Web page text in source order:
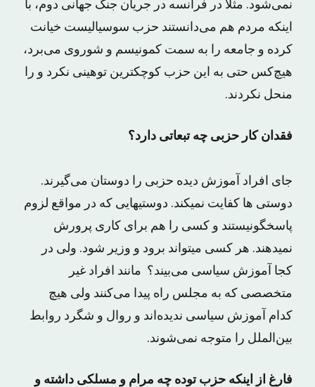
نمی‌شود. مثلا در فرانسه در جریان جنگ جهانی دوم، با
اینکه مردم هم می‌دانستند حزب سوسیالیست خیانت
کرده و جامعه را به سمت کمونیسم و شوروی می‌برد،
هیچ‌کس حتی به این حزب کوچکترین توهینی نکرد و را
منحل نکردند.
فقدان کار حزبی چه تبعاتی دارد؟
جای افراد آموزش دیده حزبی را دوستان می‌گیرند.
دوستی ها کفایت نمیکند. دوستیهایی که در مواقع لزوم
پاسخگونیستند و کسی را هم برای کاری پرورش
نمیدهند. هر کسی میتواند برود و وزیر شود. ولی در
کجا آموزش سیاسی می‌بیند؟ مانند افراد غیر
متخصصی که به مجلس راه پیدا می‌کنند ولی هیچ
کدام آموزش سیاسی ندیده‌اند و روال و شگرد روابط
بین‌الملل را متوجه نمی‌شوند.
فارغ از اینکه حزب توده چه مرام و مسلکی داشته و